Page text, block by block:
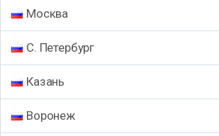
Москва
С. Петербург
Казань
Воронеж